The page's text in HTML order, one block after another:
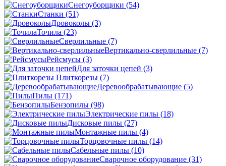
Снегоуборщики (54)
Станки (51)
Дровоколы (3)
Точила (23)
Сверлильные (7)
Вертикально-сверлильные (7)
Рейсмусы (3)
Для заточки цепей (3)
Плиткорезы (7)
Деревообрабатывающие (5)
Пилы (171)
Бензопилы (98)
Электрические пилы (18)
Дисковые пилы (27)
Монтажные пилы (4)
Торцовочные пилы (14)
Сабельные пилы (10)
Сварочное оборудование (31)